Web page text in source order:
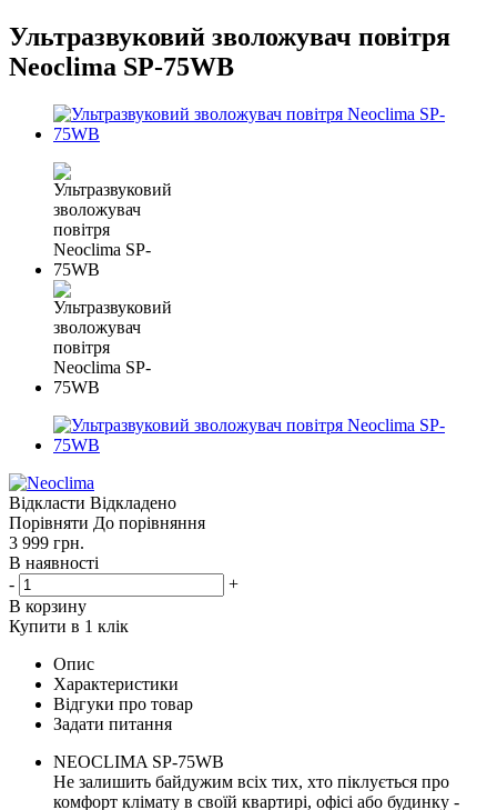
Ультразвуковий зволожувач повітря
Neoclima SP-75WB
Відкласти Відкладено
Порівняти До порівняння
3 999 грн.
В наявності
-
+
В корзину
Купити в 1 клік
Опис
Характеристики
Відгуки про товар
Задати питання
NEOCLIMA SP-75WB
Не залишить байдужим всіх тих, хто піклується про
комфорт клімату в своїй квартирі, офісі або будинку -